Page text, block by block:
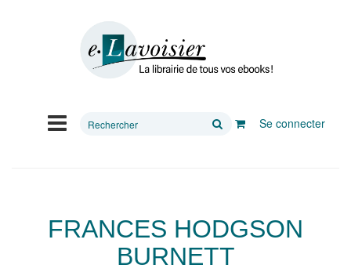
Rechercher
Se connecter
FRANCES HODGSON
BURNETT